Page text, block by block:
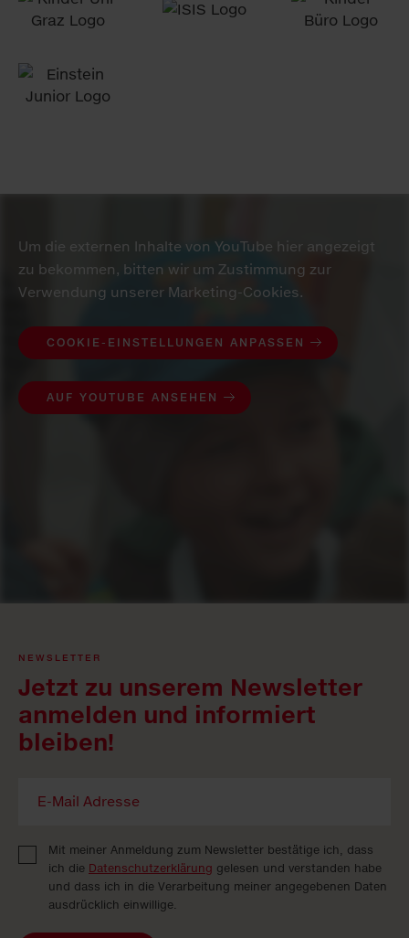
Um die externen Inhalte von YouTube hier angezeigt
zu bekommen, bitten wir um Zustimmung zur
Verwendung unserer Marketing-Cookies.
COOKIE-EINSTELLUNGEN ANPASSEN
AUF YOUTUBE ANSEHEN
NEWSLETTER
Jetzt zu unserem Newsletter
anmelden und informiert
bleiben!
Mit meiner Anmeldung zum Newsletter bestätige ich, dass
ich die Datenschutzerklärung gelesen und verstanden habe
und dass ich in die Verarbeitung meiner angegebenen Daten
ausdrücklich einwillige.